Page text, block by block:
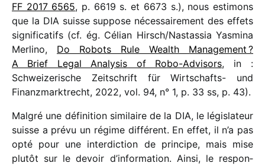
FF 2017 6565, p. 6619 s. et 6673 s.), nous esti­mons
que la DIA suisse suppose néces­sai­re­ment des effets
signi­fi­ca­tifs (cf. ég. Célian Hirsch/​Nastassia Yasmina
Merlino, Do Robots Rule Wealth Management ?
A Brief Legal Analysis of Robo-Advisors, in :
Schweizerische Zeitschrift für Wirtschafts- und
Finanzmarktrecht, 2022, vol. 94, n° 1, p. 33 ss, p. 43).
Malgré une défi­ni­tion simi­laire de la DIA, le légis­la­teur
suisse a prévu un régime diffé­rent. En effet, il n’a pas
opté pour une inter­dic­tion de prin­cipe, mais mise
plutôt sur le devoir d’information. Ainsi, le respon­